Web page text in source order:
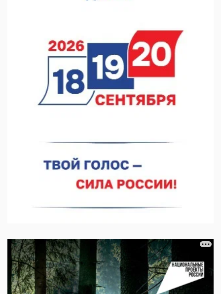
07.08.2026 12:15
В Нижнем Новгороде прошло совещание Росгвардии
07.08.2026 12:04